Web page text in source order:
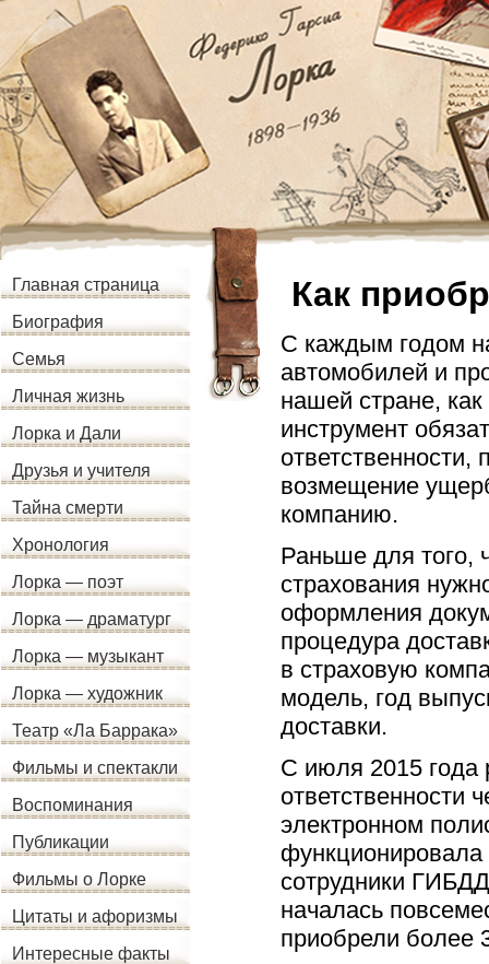
Главная страница
Биография
Семья
Личная жизнь
Лорка и Дали
Друзья и учителя
Тайна смерти
Хронология
Лорка — поэт
Лорка — драматург
Лорка — музыкант
Лорка — художник
Театр «Ла Баррака»
Фильмы и спектакли
Воспоминания
Публикации
Фильмы о Лорке
Цитаты и афоризмы
Интересные факты
Как
С каждым годом
автомобилей и
нашей стране,
инструмент
возмещение
компанию.
Раньше для того,
страхования
оформления
процедура
в страховую
модель, год
доставки.
С июля 2015 года
ответственности
электронном
функционировала
сотрудники
началась
приобрели более